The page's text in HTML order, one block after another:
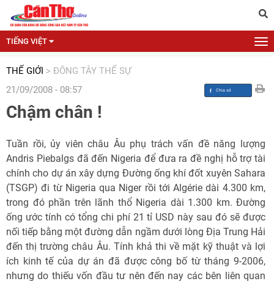
TIẾNG VIỆT
THẾ GIỚI > ĐÔNG TÂY THẾ SỰ
21/09/2008 - 08:57
Chậm chân !
Tuần rồi, ủy viên châu Âu phụ trách vấn đề năng lượng
Andris Piebalgs đã đến Nigeria để đưa ra đề nghị hỗ trợ tài
chính cho dự án xây dựng Đường ống khí đốt xuyên Sahara
(TSGP) đi từ Nigeria qua Niger rồi tới Algérie dài 4.300 km,
trong đó phần trên lãnh thổ Nigeria dài 1.300 km. Đường
ống ước tính có tổng chi phí 21 tỉ USD này sau đó sẽ được
nối tiếp bằng một đường dẫn ngầm dưới lòng Địa Trung Hải
đến thị trường châu Âu. Tính khả thi về mặt kỹ thuật và lợi
ích kinh tế của dự án đã được công bố từ tháng 9-2006,
nhưng do thiếu vốn đầu tư nên đến nay các bên liên quan